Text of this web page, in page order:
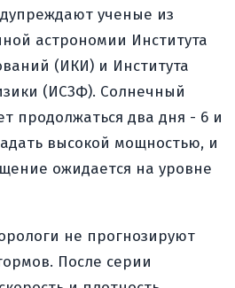
ученые из
астрономии Института
(ИКИ) и Института
(ИСЗФ). Солнечный
продолжаться два дня - 6 и
высокой мощностью, и
ожидается на уровне
не прогнозируют
После серии